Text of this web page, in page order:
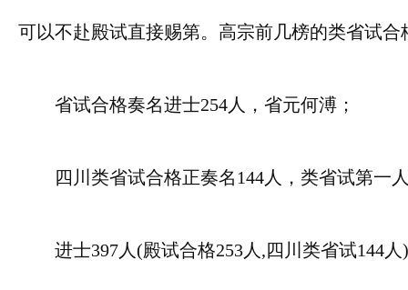
可以不赴殿试直接赐第。高宗前几榜的类省试
省试合格奏名进士254人，省元何溥；
四川类省试合格正奏名144人，类省试第一
进士397人(殿试合格253人,四川类省试144